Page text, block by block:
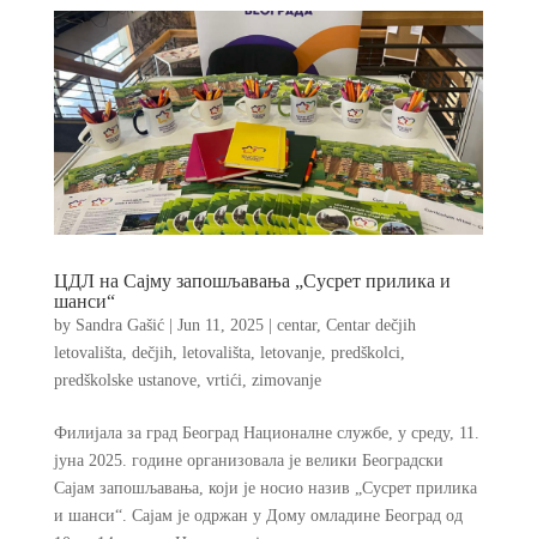
ЦДЛ на Сајму запошљавања „Сусрет прилика и
шанси“
by Sandra Gašić| Jun 11, 2025| centar, Centar dečjih
letovališta, dečjih, letovališta, letovanje, predškolci,
predškolske ustanove, vrtići, zimovanje
Филијала за град Београд Националне службе, у среду, 11.
јуна 2025. године организовала је велики Београдски
Сајам запошљавања, који је носио назив „Сусрет прилика
и шанси“. Сајам је одржан у Дому омладине Београд од